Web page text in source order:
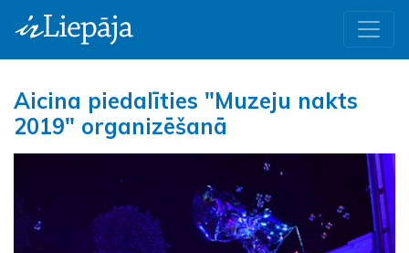
Aicina piedalīties "Muzeju nakts
2019" organizēšanā